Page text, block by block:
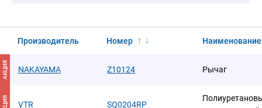
Производитель Номер Наименование
АКЦИЯ NAKAYAMA Z10124 Рычаг
VTR SQ0204RP